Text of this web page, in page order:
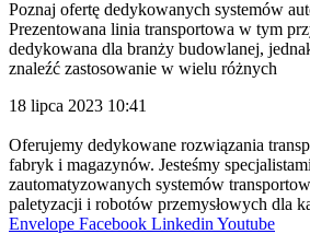
Poznaj ofertę dedykowanych systemów
Prezentowana linia transportowa w tym
dedykowana dla branży budowlanej,
znaleźć zastosowanie w wielu różnych
18 lipca 2023 10:41
Oferujemy dedykowane rozwiązania
fabryk i magazynów. Jesteśmy
zautomatyzowanych systemów
paletyzacji i robotów przemysłowych dla
Envelope Facebook Linkedin Youtube